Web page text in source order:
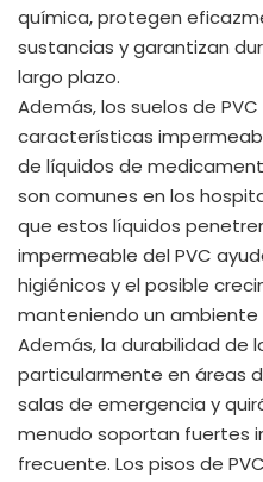
química, protegen
sustancias y garantizan
largo plazo.
Además, los suelos de
características
de líquidos de
son comunes en los
que estos líquidos
impermeable del PVC
higiénicos y el posible
manteniendo un ambiente
Además, la durabilidad de
particularmente en áreas
salas de emergencia y
menudo soportan fuertes
frecuente. Los pisos de